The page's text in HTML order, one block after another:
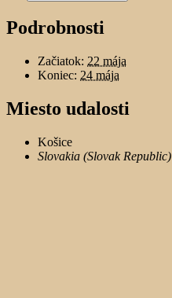
Podrobnosti
Začiatok: 22 mája
Koniec: 24 mája
Miesto udalosti
Košice
Slovakia (Slovak Republic)